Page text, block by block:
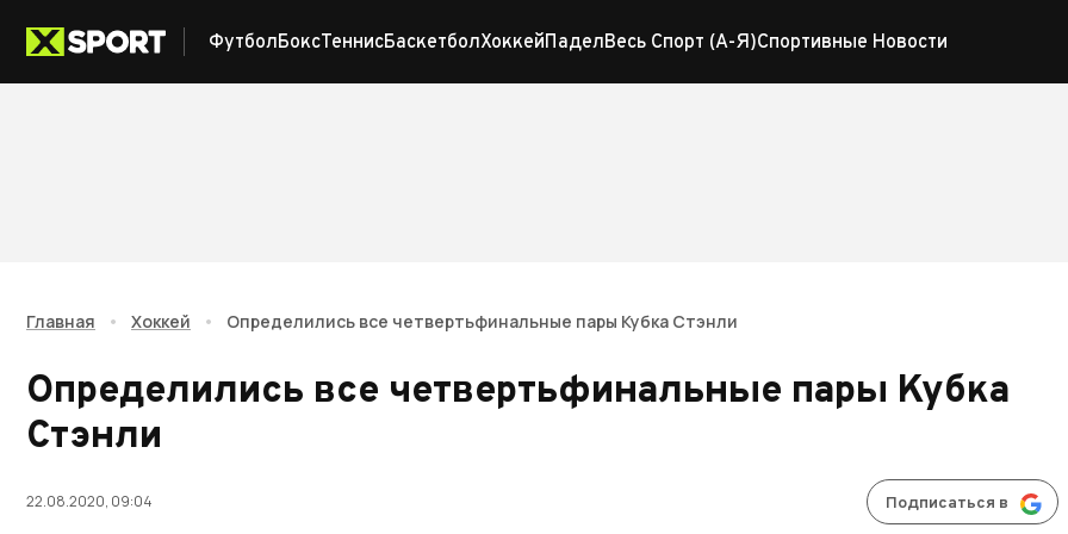
ФутболБоксТеннисБаскетболХоккейПаделВесь Спорт (А-Я)Спортивные Новости
Главная • Хоккей • Определились все четвертьфинальные пары Кубка Стэнли
Определились все четвертьфинальные пары Кубка
Стэнли
22.08.2020, 09:04 Подписаться в